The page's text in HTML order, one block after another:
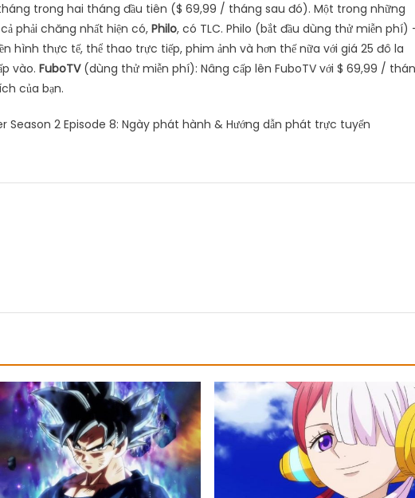
trong hai tháng đầu tiên ($ 69,99 / tháng sau đó). Một trong những
phải chăng nhất hiện có, Philo, có TLC. Philo (bắt đầu dùng thử miễn phí)
hình thực tế, thể thao trực tiếp, phim ảnh và hơn thế nữa với giá 25 đô la
vào. FuboTV(dùng thử miễn phí): Nâng cấp lên FuboTV với $ 69,99 /
của bạn.
2 Episode 8: Ngày phát hành & Hướng dẫn phát trực tuyến